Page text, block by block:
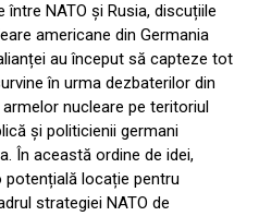
NATO și Rusia, discuțiile
americane din Germania
au început să capteze tot
în urma dezbaterilor din
nucleare pe teritoriul
și politicienii germani
În această ordine de idei,
locație pentru
strategiei NATO de